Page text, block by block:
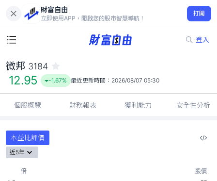
財富自由
立即使用APP，開啟您的股市智慧導航！
打開
登入
12.95
-1.67%
微邦 3184
12.95 -1.67% 最近更新時間： 2026/08/07 05:30
個股概覽 財務報表 獲利能力 安全性分析
本益比評價
近5年